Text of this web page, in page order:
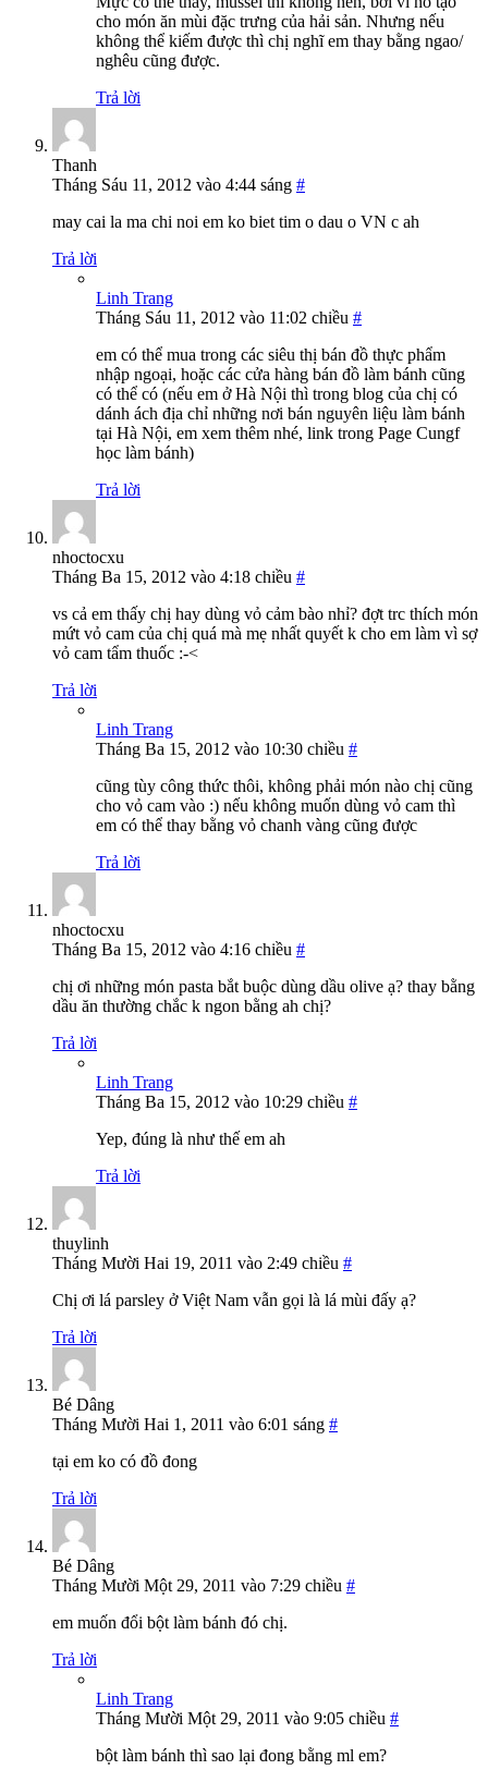
cho món ăn mùi đặc trưng của hải sản. Nhưng nếu
không thể kiếm được thì chị nghĩ em thay bằng ngao/
nghêu cũng được.
Trả lời
Thanh
Tháng Sáu 11, 2012 vào 4:44 sáng #
may cai la ma chi noi em ko biet tim o dau o VN c ah
Trả lời
Linh Trang
Tháng Sáu 11, 2012 vào 11:02 chiều #
em có thể mua trong các siêu thị bán đồ thực phẩm
nhập ngoại, hoặc các cửa hàng bán đồ làm bánh cũng
có thể có (nếu em ở Hà Nội thì trong blog của chị có
dánh ách địa chỉ những nơi bán nguyên liệu làm bánh
tại Hà Nội, em xem thêm nhé, link trong Page Cungf
học làm bánh)
Trả lời
nhoctocxu
Tháng Ba 15, 2012 vào 4:18 chiều #
vs cả em thấy chị hay dùng vỏ cảm bào nhỉ? đợt trc thích món
mứt vỏ cam của chị quá mà mẹ nhất quyết k cho em làm vì sợ
vỏ cam tẩm thuốc :-<
Trả lời
Linh Trang
Tháng Ba 15, 2012 vào 10:30 chiều #
cũng tùy công thức thôi, không phải món nào chị cũng
cho vỏ cam vào :) nếu không muốn dùng vỏ cam thì
em có thể thay bằng vỏ chanh vàng cũng được
Trả lời
nhoctocxu
Tháng Ba 15, 2012 vào 4:16 chiều #
chị ơi những món pasta bắt buộc dùng dầu olive ạ? thay bằng
dầu ăn thường chắc k ngon bằng ah chị?
Trả lời
Linh Trang
Tháng Ba 15, 2012 vào 10:29 chiều #
Yep, đúng là như thế em ah
Trả lời
thuylinh
Tháng Mười Hai 19, 2011 vào 2:49 chiều #
Chị ơi lá parsley ở Việt Nam vẫn gọi là lá mùi đấy ạ?
Trả lời
Bé Dâng
Tháng Mười Hai 1, 2011 vào 6:01 sáng #
tại em ko có đồ đong
Trả lời
Bé Dâng
Tháng Mười Một 29, 2011 vào 7:29 chiều #
em muốn đổi bột làm bánh đó chị.
Trả lời
Linh Trang
Tháng Mười Một 29, 2011 vào 9:05 chiều #
bột làm bánh thì sao lại đong bằng ml em?